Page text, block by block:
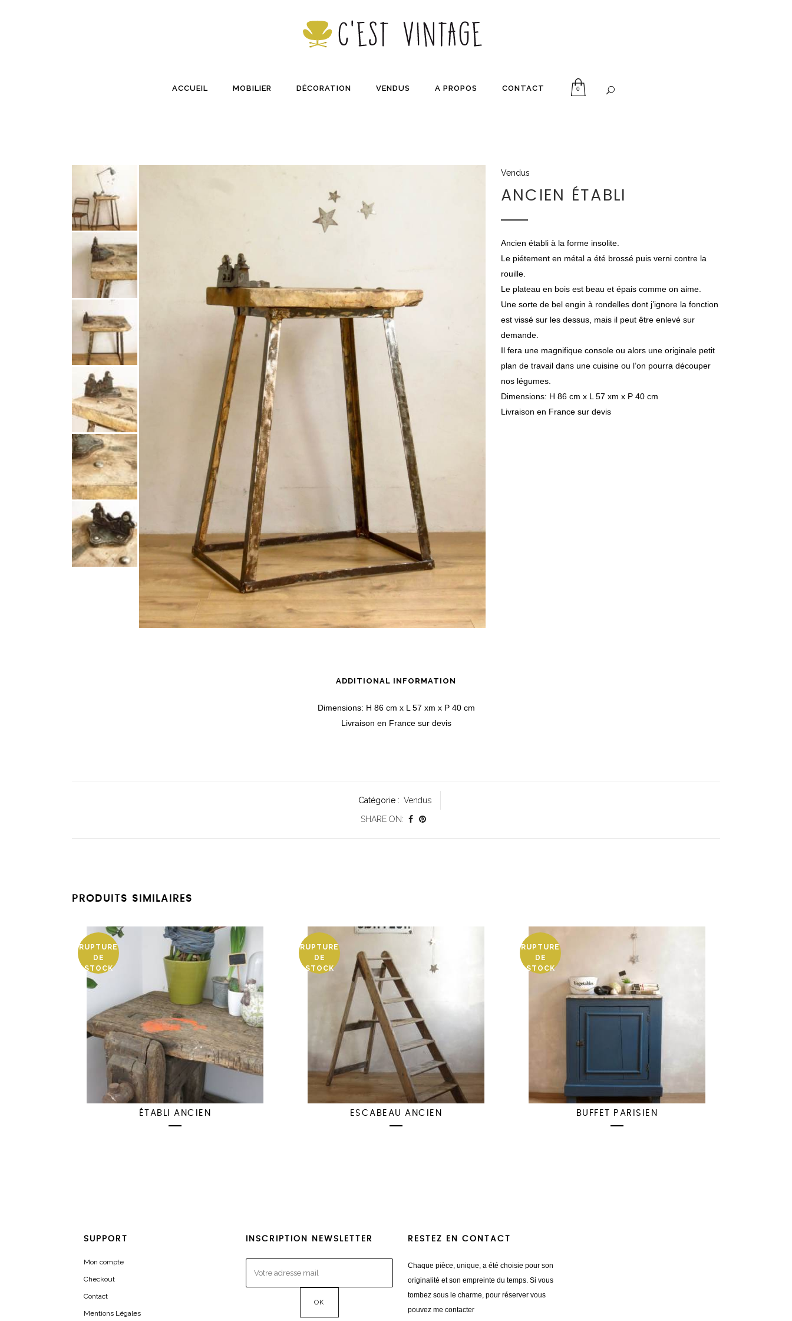
ACCUEIL MOBILIER DÉCORATION VENDUS A PROPOS CONTACT 0
Vendus
ANCIEN ÉTABLI
Ancien établi à la forme insolite.
Le piétement en métal a été brossé puis verni contre la
rouille.
Le plateau en bois est beau et épais comme on aime.
Une sorte de bel engin à rondelles dont j’ignore la fonction
est vissé sur les dessus, mais il peut être enlevé sur
demande.
Il fera une magnifique console ou alors une originale petit
plan de travail dans une cuisine ou l’on pourra découper
nos légumes.
Dimensions: H 86 cm x L 57 xm x P 40 cm
Livraison en France sur devis
ADDITIONAL INFORMATION
Dimensions: H 86 cm x L 57 xm x P 40 cm
Livraison en France sur devis
Catégorie : Vendus
SHARE ON:
PRODUITS SIMILAIRES
RUPTURE
DE
STOCK
ÉTABLI ANCIEN
RUPTURE
DE
STOCK
ESCABEAU ANCIEN
RUPTURE
DE
STOCK
BUFFET PARISIEN
SUPPORT
Mon compte
Checkout
Contact
Mentions Légales
INSCRIPTION NEWSLETTER RESTEZ EN CONTACT
Chaque pièce, unique, a été choisie pour son
originalité et son empreinte du temps. Si vous
tombez sous le charme, pour réserver vous
pouvez me contacter